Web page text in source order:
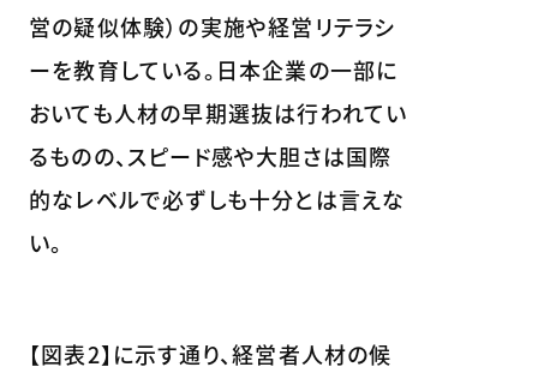
営の疑似体験）の実施や経営リテラシ
ーを教育している。日本企業の一部に
おいても人材の早期選抜は行われてい
るものの、スピード感や大胆さは国際
的なレベルで必ずしも十分とは言えな
い。
【図表2】に示す通り、経営者人材の候